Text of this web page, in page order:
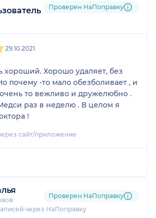
врач, смотрит мельком,
вопросов не задает, ничего не
встать с кровати (хотя я на
или в школе.
обращаться к этому врачу
НаПоправку
Проверен НаПоправку
29.10.2021
хороший. Хорошо удаляет, без
почему -то мало обезболивает , и
то вежливо и дружелюбно .
раз в неделю . В целом я
!
сайт/приложение
через НаПоправку
Проверен НаПоправку